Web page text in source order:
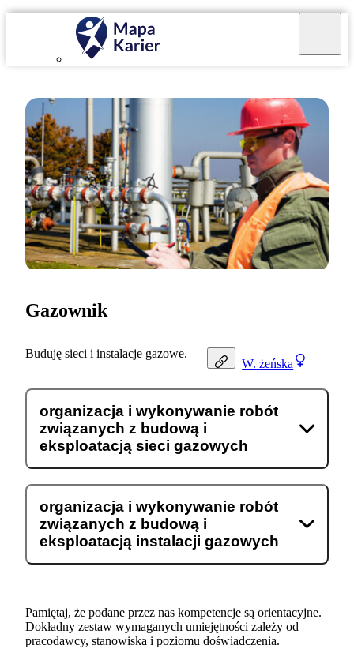
W. żeńska
Gazownik
Buduję sieci i instalacje gazowe.
organizacja i wykonywanie robót
związanych z budową i
eksploatacją sieci gazowych
organizacja i wykonywanie robót
związanych z budową i
eksploatacją instalacji gazowych
Pamiętaj, że podane przez nas kompetencje są orientacyjne.
Dokładny zestaw wymaganych umiejętności zależy od
pracodawcy, stanowiska i poziomu doświadczenia.